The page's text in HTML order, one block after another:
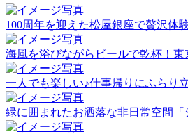
100周年を迎えた松屋銀座で贅沢体
海風を浴びながらビールで乾杯！東
一人でも楽しい♪仕事帰りにふらり
緑に囲まれたお洒落な非日常空間「